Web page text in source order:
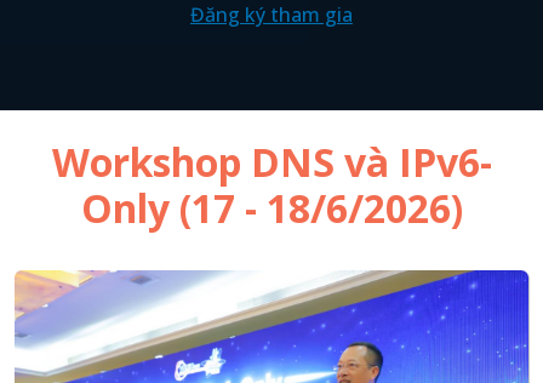
Đăng ký tham gia
Workshop DNS và IPv6-
Only (17 - 18/6/2026)